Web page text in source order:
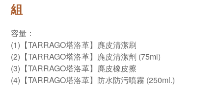
組
容量：
(1)【TARRAGO塔洛革】麂皮清潔刷
(2)【TARRAGO塔洛革】麂皮清潔劑 (75ml)
(3)【TARRAGO塔洛革】麂皮橡皮擦
(4)【TARRAGO塔洛革】防水防污噴霧 (250ml.)